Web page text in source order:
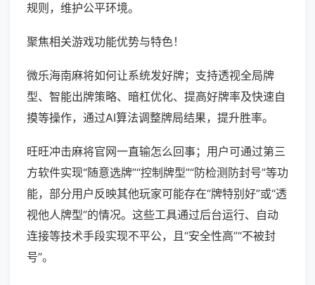
规则，维护公平环境。
聚焦相关游戏功能优势与特色！
微乐海南麻将如何让系统发好牌；支持透视全局牌
型、智能出牌策略、暗杠优化、提高好牌率及快速自
摸等操作，通过AI算法调整牌局结果，提升胜率。
旺旺冲击麻将官网一直输怎么回事；用户可通过第三
方软件实现“随意选牌”“控制牌型”“防检测防封号”等功
能，部分用户反映其他玩家可能存在“牌特别好”或“透
视他人牌型”的情况。这些工具通过后台运行、自动
连接等技术手段实现不平公，且“安全性高”“不被封
号”。